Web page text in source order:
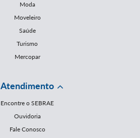
Moda
Moveleiro
Saúde
Turismo
Mercopar
Atendimento
Encontre o SEBRAE
Ouvidoria
Fale Conosco